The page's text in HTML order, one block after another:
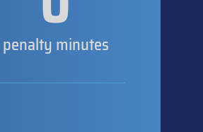
penalty minutes